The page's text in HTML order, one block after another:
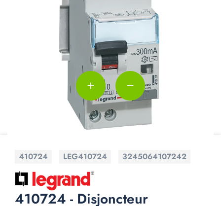
410724 LEG410724 3245064107242
410724 - Disjoncteur
add remove